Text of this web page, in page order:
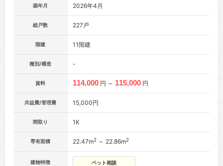
築年月 2026年4月
総戸数 227戸
階建 11階建
種別/構造 -
賃料 114,000 円 ～ 115,000 円
共益費/管理費 15,000円
間取り 1K
専有面積 22.47m2～ 22.86m2
建物特徴 ペット相談